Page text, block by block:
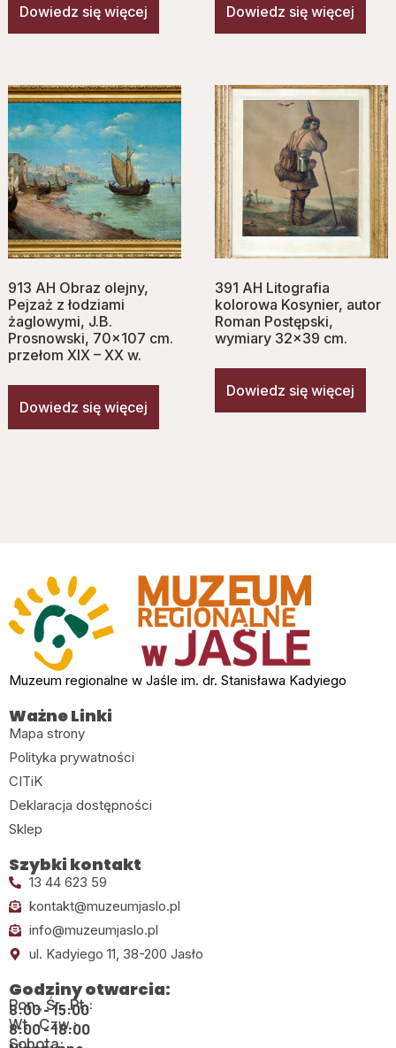
Dowiedz się więcej Dowiedz się więcej
913 AH Obraz olejny,
Pejzaż z łodziami
żaglowymi, J.B.
Prosnowski, 70×107 cm.
przełom XIX – XX w.
Dowiedz się więcej
391 AH Litografia
kolorowa Kosynier, autor
Roman Postępski,
wymiary 32×39 cm.
Dowiedz się więcej
Muzeum regionalne w Jaśle im. dr. Stanisława Kadyiego
Ważne Linki
Mapa strony
Polityka prywatności
CITiK
Deklaracja dostępności
Sklep
Szybki kontakt
13 44 623 59
kontakt@muzeumjaslo.pl
info@muzeumjaslo.pl
ul. Kadyiego 11, 38-200 Jasło
Godziny otwarcia:
Pon., Śr., Pt.:
8:00 - 15:00
Wt., Czw.:
8:00 - 18:00
Sobota: